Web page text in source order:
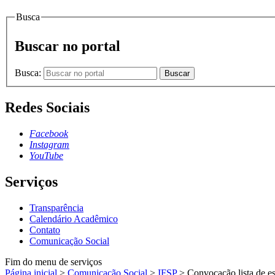
Busca
Buscar no portal
Busca: Buscar
Redes Sociais
Facebook
Instagram
YouTube
Serviços
Transparência
Calendário Acadêmico
Contato
Comunicação Social
Fim do menu de serviços
Página inicial > Comunicação Social > IFSP > Convocação lista de